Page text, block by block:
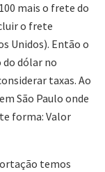
mais o frete do
o frete
Unidos). Então o
do dólar no
taxas. Ao
São Paulo onde
forma: Valor
temos